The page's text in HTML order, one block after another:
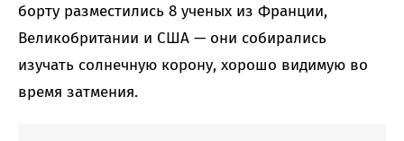
борту разместились 8 ученых из Франции,
Великобритании и США — они собирались
изучать солнечную корону, хорошо видимую во
время затмения.